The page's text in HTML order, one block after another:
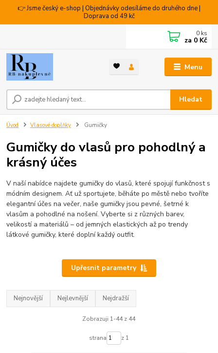
👉 Jsme český e-shop | Objednávky odesíláme do druhého dne |
Doprava od 49 kč
Menu
Hledat
0 ks
za 0 Kč
Úvod Vlasové doplňky Gumičky
Gumičky do vlasů pro pohodlný a
krásný účes
V naší nabídce najdete gumičky do vlasů, které spojují funkčnost s
módním designem. Ať už sportujete, běháte po městě nebo tvoříte
elegantní účes na večer, naše gumičky jsou pevné, šetrné k
vlasům a pohodlné na nošení. Vyberte si z různých barev,
velikostí a materiálů – od jemných elastických až po trendy
látkové gumičky, které doplní každý outfit.
Upřesnit parametry
Nejnovější Nejlevnější Nejdražší
Zobrazuji 1-44 z 44
strana z 1